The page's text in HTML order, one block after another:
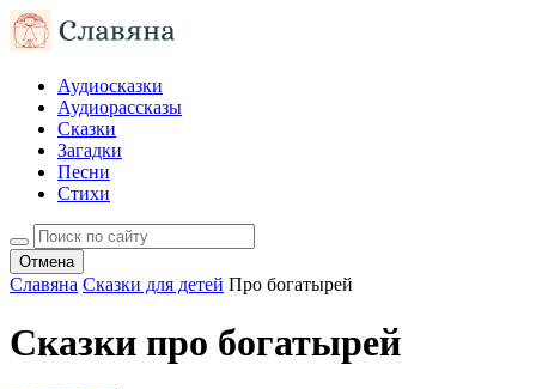
Аудиосказки
Аудиорассказы
Сказки
Загадки
Песни
Стихи
Отмена
Славяна Сказки для детей Про богатырей
Сказки про богатырей